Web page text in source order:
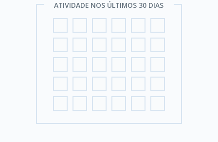
ATIVIDADE NOS ÚLTIMOS 30 DIAS